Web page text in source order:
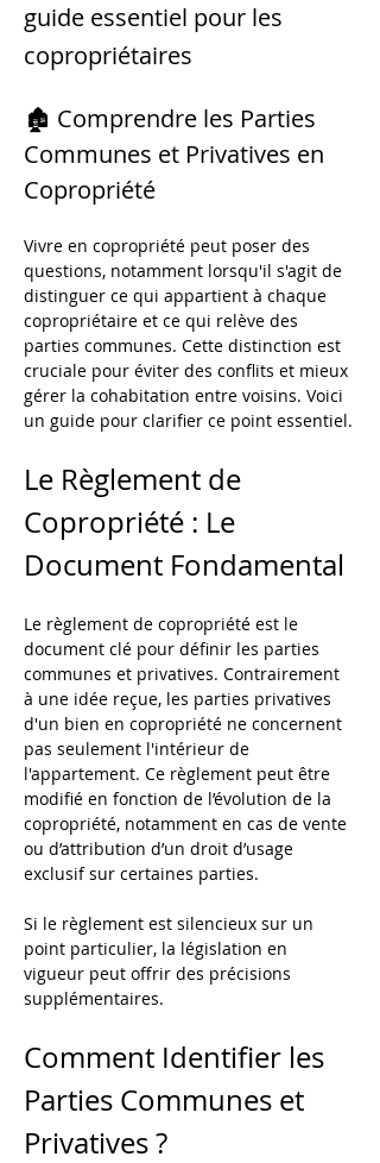
guide essentiel pour les
copropriétaires
🏚️ Comprendre les Parties
Communes et Privatives en
Copropriété
Vivre en copropriété peut poser des
questions, notamment lorsqu'il s'agit de
distinguer ce qui appartient à chaque
copropriétaire et ce qui relève des
parties communes. Cette distinction est
cruciale pour éviter des conflits et mieux
gérer la cohabitation entre voisins. Voici
un guide pour clarifier ce point essentiel.
Le Règlement de
Copropriété : Le
Document Fondamental
Le règlement de copropriété est le
document clé pour définir les parties
communes et privatives. Contrairement
à une idée reçue, les parties privatives
d'un bien en copropriété ne concernent
pas seulement l'intérieur de
l'appartement. Ce règlement peut être
modifié en fonction de l’évolution de la
copropriété, notamment en cas de vente
ou d’attribution d’un droit d’usage
exclusif sur certaines parties.
Si le règlement est silencieux sur un
point particulier, la législation en
vigueur peut offrir des précisions
supplémentaires.
Comment Identifier les
Parties Communes et
Privatives ?